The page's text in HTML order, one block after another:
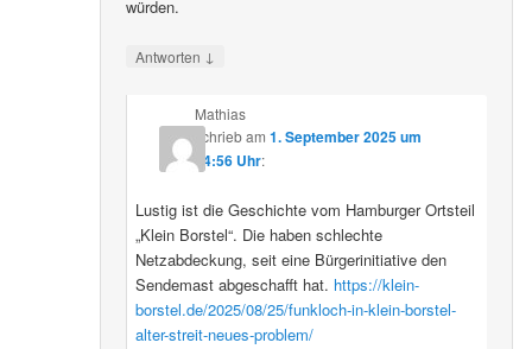
würden.
Antworten ↓
Mathias
schriebam 1. September 2025 um
14:56 Uhr:
Lustig ist die Geschichte vom Hamburger Ortsteil
„Klein Borstel“. Die haben schlechte
Netzabdeckung, seit eine Bürgerinitiative den
Sendemast abgeschafft hat. https://klein-
borstel.de/2025/08/25/funkloch-in-klein-borstel-
alter-streit-neues-problem/